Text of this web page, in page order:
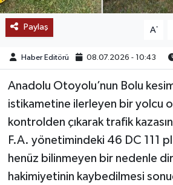
Paylaş A-
Haber Editörü 08.07.2026 - 10:43
Anadolu Otoyolu’nun Bolu
istikametine ilerleyen bir yolcu
kontrolden çıkarak trafik
F.A. yönetimindeki 46 DC 111
henüz bilinmeyen bir nedenle
hakimiyetinin kaybedilmesi
POPÜLER
DÜNYA
TREND
MEDYA
OTOMOTİV
TEKNOLOJİ